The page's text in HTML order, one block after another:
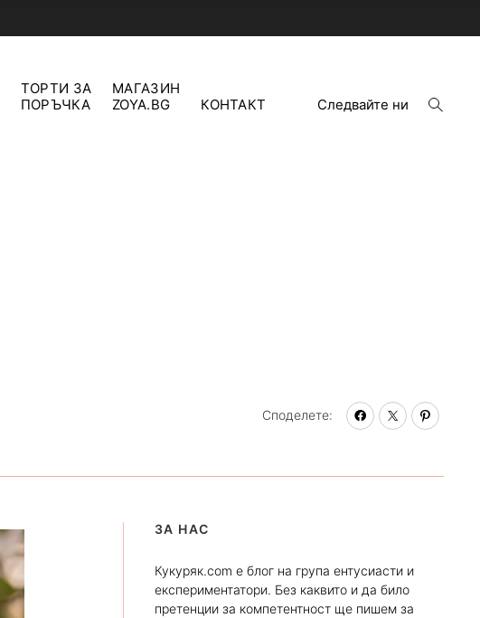
ТОРТИ ЗА
ПОРЪЧКА
МАГАЗИН
ZOYA.BG
КОНТАКТ Следвайте ни
open
search
Споделете:
ЗА НАС
Кукуряк.com е блог на група ентусиасти и
експериментатори. Без каквито и да било
претенции за компетентност ще пишем за